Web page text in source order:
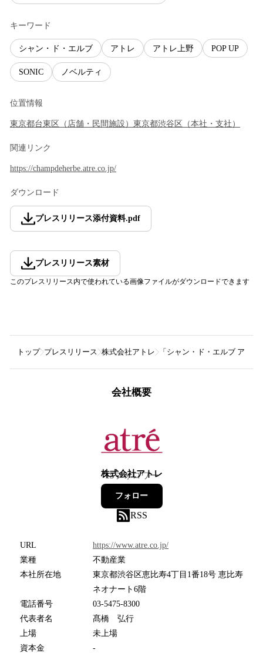
キーワード
シャン・ド・エルブ アトレ アトレ上野 POP UP
SONIC ノベルティ
位置情報
東京都台東区 （ 店舗・民間施設 ） 東京都渋谷区 （本社・支社 ）
関連リンク
https://champdeherbe.atre.co.jp/
ダウンロード
プレスリリース添付資料.pdf
プレスリリース素材
このプレスリリース内で使われている画像ファイルがダウンロードできます
トップ プレスリリース 株式会社アトレ 「シャン・ド・エルブ アト
会社概要
株式会社アトレ
15フォロワー
フォロー
RSS
URL
https://www.atre.co.jp/
業種
不動産業
本社所在地
東京都渋谷区恵比寿4丁目1番18号 恵比寿
ネオナート6階
電話番号
03-5475-8300
代表者名
髙橋 弘行
上場
未上場
資本金
-